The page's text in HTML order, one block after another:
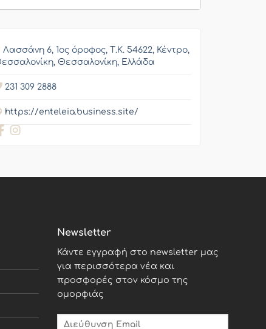
Λασσάνη 6, 1ος όροφος, Τ.Κ. 54622, Κέντρο,
Θεσσαλονίκη, Ελλάδα
231 309 2888
https://enteleia.business.site/
Newsletter
Κάντε εγγραφή στο newsletter μας
για περισσότερα νέα και
προσφορές στον κόσμο της
ομορφιάς